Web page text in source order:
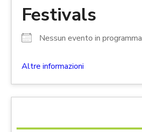
Festivals
Nessun evento in programma
Altre informazioni